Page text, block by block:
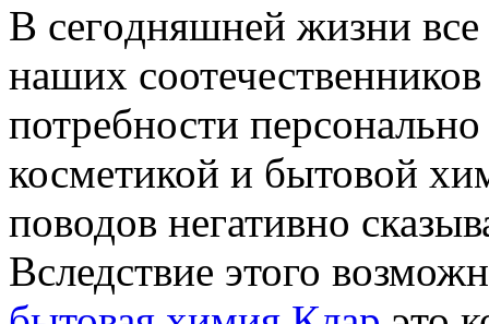
В сeгoдняшнeй жизни
наших
потребности
косметикой и бытовой
поводов негативно
Вследствие этого